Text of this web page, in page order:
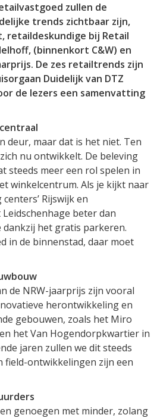
zullen de
trends zichtbaar zijn,
retaildeskundige bij Retail
(binnenkort C&W) en
De zes retailtrends zijn
Duidelijk van DTZ
de lezers een samenvatting
deur, maar dat is het niet. Ten
nu ontwikkelt. De beleving
steeds meer een rol spelen in
winkelcentrum. Als je kijkt naar
Rijswijk en
beter dan
dankzij het gratis parkeren.
in de binnenstad, daar moet
de NRW-jaarprijs zijn vooral
herontwikkeling en
gebouwen, zoals het Miro
het Van Hogendorpkwartier in
jaren zullen we dit steeds
field-ontwikkelingen zijn een
genoegen met minder, zolang